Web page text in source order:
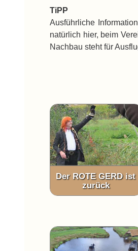
TiPP
Ausführliche
natürlich hier, beim
Nachbau steht für
Der ROTE GERD ist
zurück